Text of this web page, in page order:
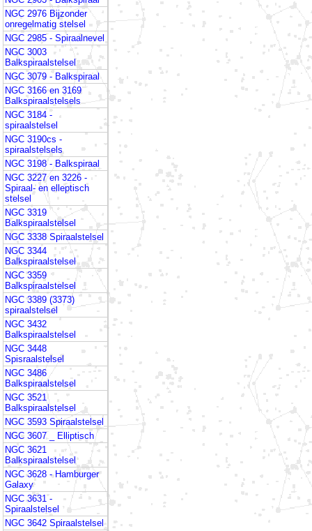
NGC 2976 Bijzonder
onregelmatig stelsel
NGC 2985 - Spiraalnevel
NGC 3003
Balkspiraalstelsel
NGC 3079 - Balkspiraal
NGC 3166 en 3169
Balkspiraalstelsels
NGC 3184 -
spiraalstelsel
NGC 3190cs -
spiraalstelsels
NGC 3198 - Balkspiraal
NGC 3227 en 3226 -
Spiraal- en elleptisch
stelsel
NGC 3319
Balkspiraalstelsel
NGC 3338 Spiraalstelsel
NGC 3344
Balkspiraalstelsel
NGC 3359
Balkspiraalstelsel
NGC 3389 (3373)
spiraalstelsel
NGC 3432
Balkspiraalstelsel
NGC 3448
Spisraalstelsel
NGC 3486
Balkspiraalstelsel
NGC 3521
Balkspiraalstelsel
NGC 3593 Spiraalstelsel
NGC 3607 _ Elliptisch
NGC 3621
Balkspiraalstelsel
NGC 3628 - Hamburger
Galaxy
NGC 3631 -
Spiraalstelsel
NGC 3642 Spiraalstelsel